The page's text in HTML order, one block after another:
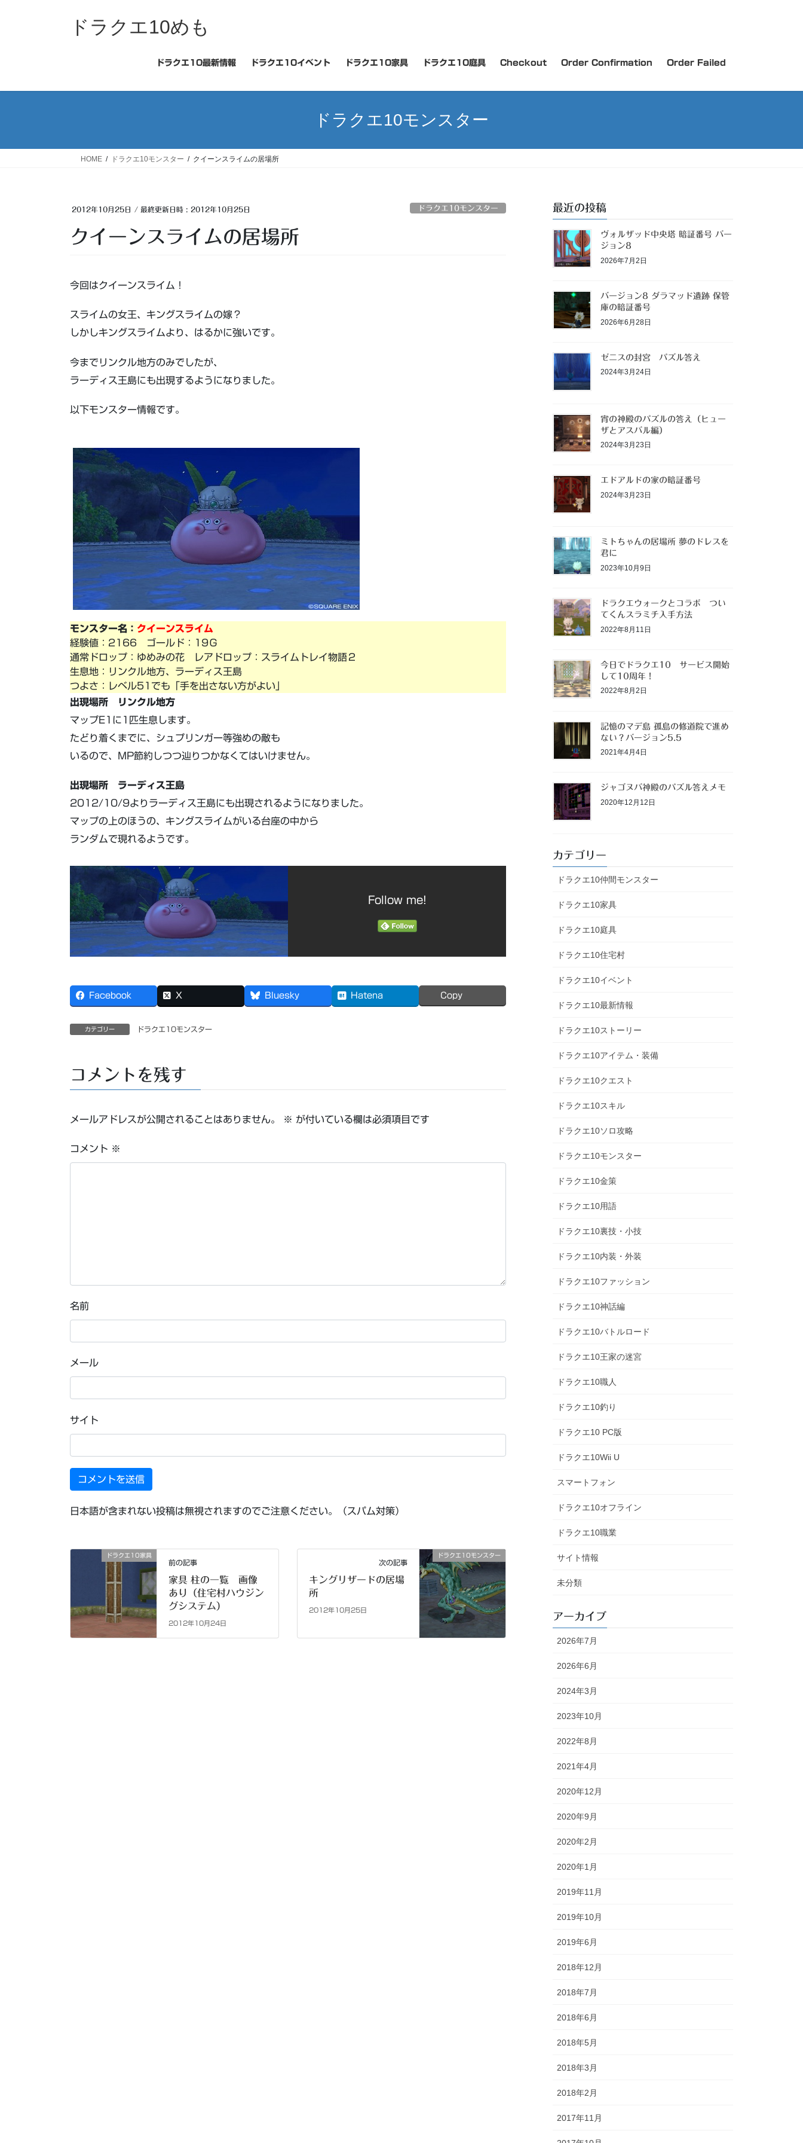
ス
ン
ドラクエ10めも
ドラクエ10最新情報 ドラクエ10イベント ドラクエ10家具 ドラクエ10庭具 Checkout Order Confirmation Order Failed
ドラクエ10モンスター
HOME ドラクエ10モンスター クイーンスライムの居場所
2012年10月25日 / 最終更新日時 : 2012年10月25日 ドラクエ10モンスター
クイーンスライムの居場所
今回はクイーンスライム！
スライムの女王、キングスライムの嫁？
しかしキングスライムより、はるかに強いです。
今までリンクル地方のみでしたが、
ラーディス王島にも出現するようになりました。
以下モンスター情報です。
モンスター名： クイーンスライム
経験値：2166 ゴールド：19Ｇ
通常ドロップ：ゆめみの花 レアドロップ：スライムトレイ物語２
生息地：リンクル地方、ラーディス王島
つよさ：レベル51でも「手を出さない方がよい」
出現場所 リンクル地方
マップE1に1匹生息します。
たどり着くまでに、シュプリンガー等強めの敵も
いるので、MP節約しつつ辿りつかなくてはいけません。
出現場所 ラーディス王島
2012/10/9よりラーディス王島にも出現されるようになりました。
マップの上のほうの、キングスライムがいる台座の中から
ランダムで現れるようです。
Follow me!
Facebook X Bluesky Hatena Copy
カテゴリー ドラクエ10モンスター
コメントを残す
メールアドレスが公開されることはありません。 ※ が付いている欄は必須項目です
コメント ※
名前
メール
サイト
日本語が含まれない投稿は無視されますのでご注意ください。（スパム対策）
ドラクエ10家具
前の記事
家具 柱の一覧 画像
あり（住宅村ハウジン
グシステム）
2012年10月24日
ドラクエ10モンスター
次の記事
キングリザードの居場
所
2012年10月25日
最近の投稿
ヴォルザッド中央塔 暗証番号 バー
ジョン8
2026年7月2日
バージョン8 ダラマッド遺跡 保管
庫の暗証番号
2026年6月28日
ゼニスの封宮 パズル答え
2024年3月24日
宵の神殿のパズルの答え（ヒュー
ザとアスバル編）
2024年3月23日
エドアルドの家の暗証番号
2024年3月23日
ミトちゃんの居場所 夢のドレスを
君に
2023年10月9日
ドラクエウォークとコラボ つい
てくんスラミチ入手方法
2022年8月11日
今日でドラクエ10 サービス開始
して10周年！
2022年8月2日
記憶のマデ島 孤島の修道院で進め
ない？バージョン5.5
2021年4月4日
ジャゴヌバ神殿のパズル答えメモ
2020年12月12日
カテゴリー
ドラクエ10仲間モンスター
ドラクエ10家具
ドラクエ10庭具
ドラクエ10住宅村
ドラクエ10イベント
ドラクエ10最新情報
ドラクエ10ストーリー
ドラクエ10アイテム・装備
ドラクエ10クエスト
ドラクエ10スキル
ドラクエ10ソロ攻略
ドラクエ10モンスター
ドラクエ10金策
ドラクエ10用語
ドラクエ10裏技・小技
ドラクエ10内装・外装
ドラクエ10ファッション
ドラクエ10神話編
ドラクエ10バトルロード
ドラクエ10王家の迷宮
ドラクエ10職人
ドラクエ10釣り
ドラクエ10 PC版
ドラクエ10Wii U
スマートフォン
ドラクエ10オフライン
ドラクエ10職業
サイト情報
未分類
アーカイブ
2026年7月
2026年6月
2024年3月
2023年10月
2022年8月
2021年4月
2020年12月
2020年9月
2020年2月
2020年1月
2019年11月
2019年10月
2019年6月
2018年12月
2018年7月
2018年6月
2018年5月
2018年3月
2018年2月
2017年11月